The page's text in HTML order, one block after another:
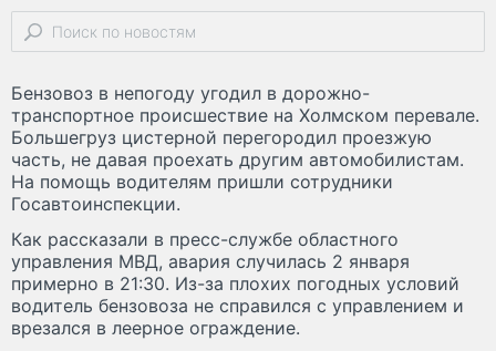
Бензовоз в непогоду угодил в дорожно-
транспортное происшествие на Холмском перевале.
Большегруз цистерной перегородил проезжую
часть, не давая проехать другим автомобилистам.
На помощь водителям пришли сотрудники
Госавтоинспекции.
Как рассказали в пресс-службе областного
управления МВД, авария случилась 2 января
примерно в 21:30. Из-за плохих погодных условий
водитель бензовоза не справился с управлением и
врезался в леерное ограждение.